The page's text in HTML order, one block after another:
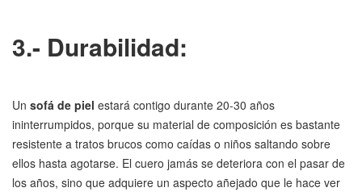
3.- Durabilidad:
Un sofá de piel estará contigo durante 20-30 años
ininterrumpidos, porque su material de composición es bastante
resistente a tratos brucos como caídas o niños saltando sobre
ellos hasta agotarse. El cuero jamás se deteriora con el pasar de
los años, sino que adquiere un aspecto añejado que le hace ver